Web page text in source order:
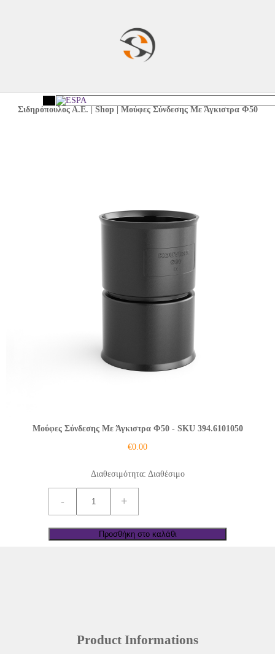
Σιδηρόπουλος Α.Ε. Shop| Μούφες Σύνδεσης Με Άγκιστρα Φ50
Μούφες Σύνδεσης Με Άγκιστρα Φ50 - SKU 394.6101050
€0.00
Διαθεσιμότητα: Διαθέσιμο
-
Σύνδεσης
Φ50
ποσότητα
+
Προσθήκη στο καλάθι
Product Informations